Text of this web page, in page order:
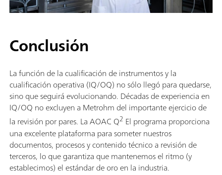
Conclusión
La función de la cualificación de instrumentos y la
cualificación operativa (IQ/OQ) no sólo llegó para quedarse,
sino que seguirá evolucionando. Décadas de experiencia en
IQ/OQ no excluyen a Metrohm del importante ejercicio de
la revisión por pares. La AOAC Q2 El programa proporciona
una excelente plataforma para someter nuestros
documentos, procesos y contenido técnico a revisión de
terceros, lo que garantiza que mantenemos el ritmo (y
establecimos) el estándar de oro en la industria.